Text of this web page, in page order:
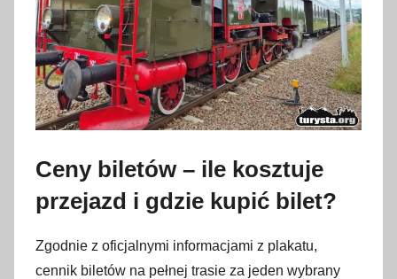
Ceny biletów – ile kosztuje
przejazd i gdzie kupić bilet?
Zgodnie z oficjalnymi informacjami z plakatu,
cennik biletów na pełnej trasie za jeden wybrany